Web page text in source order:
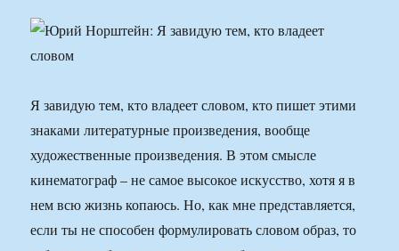
Я завидую тем, кто владеет словом, кто пишет этими
знаками литературные произведения, вообще
художественные произведения. В этом смысле
кинематограф – не самое высокое искусство, хотя я в
нем всю жизнь копаюсь. Но, как мне представляется,
если ты не способен формулировать словом образ, то